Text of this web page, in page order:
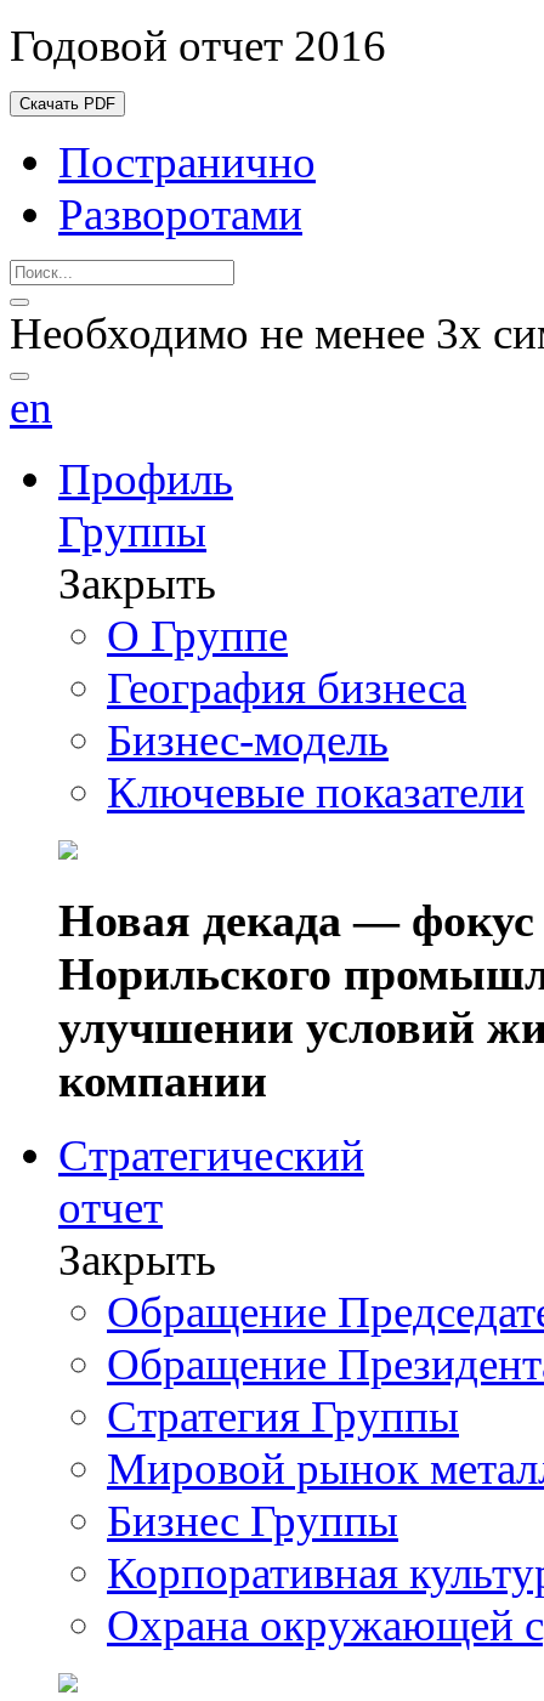
Годовой отчет 2016
Скачать PDF
Постранично
Разворотами
Необходимо не менее 3х
en
Профиль
Группы
Закрыть
О Группе
География бизнеса
Бизнес-модель
Ключевые показатели
Новая декада — фокус
Норильского
улучшении условий
компании
Стратегический
отчет
Закрыть
Обращение
Обращение
Стратегия Группы
Мировой рынок
Бизнес Группы
Корпоративная
Охрана окружающей